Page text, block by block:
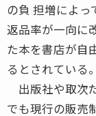
の負 担増によっ
返品率が一向に
た本を書店が自
るとされている。
出版社や取次
でも現行の販売